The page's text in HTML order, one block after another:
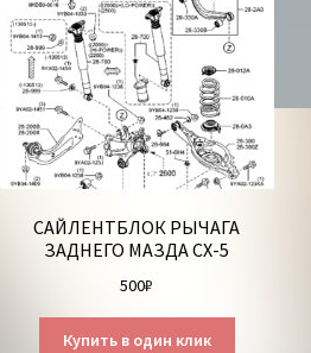
САЙЛЕНТБЛОК РЫЧАГА
ЗАДНЕГО МАЗДА СХ-5
500₽
Купить в один клик